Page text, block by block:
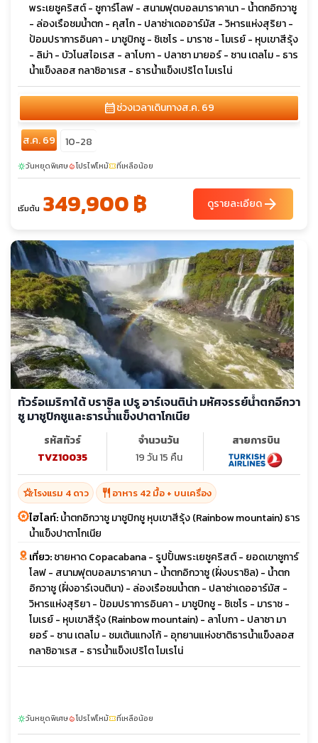
พระเยซูคริสต์ - ซูการ์โลฟ - สนามฟุตบอลมาราคานา - น้ำตกอิกวาซู
- ล่องเรือชมน้ำตก - คุสโก - ปลาซ่าเดออาร์มัส - วิหารแห่งสุริยา -
ป้อมปราการอินคา - มาชูปิกชู - ชิเซโร - มาราช - โมเรย์ - หุบเขาสีรุ้ง
- ลิม่า - บัวโนสไอเรส - ลาโบกา - ปลาซา มายอร์ - ซาน เตลโม - ธาร
น้ำแข็งลอส กลาซิอาเรส - ธารน้ำแข็งเปริโต โมเรโน่
calendar_monthช่วงเวลาเดินทางส.ค. 69
ส.ค. 69 10-28
sunnyวันหยุดพิเศษlocal_fire_departmentโปรไฟไหม้confirmation_numberที่เหลือน้อย
เริ่มต้น 349,900 ฿ ดูรายละเอียดarrow_forward
ทัวร์อเมริกาใต้ บราซิล เปรู อาร์เจนติน่า มหัศจรรย์น้ำตกอีกวา
ซู มาชูปิกชูและธารน้ำแข็งปาตาโกเนีย
รหัสทัวร์
TVZ10035
จำนวนวัน
19 วัน 15 คืน
สายการบิน
hotel_classโรงแรม 4 ดาว restaurant อาหาร 42 มื้อ + บนเครื่อง
ไฮไลท์:น้ำตกอิกวาซู มาชูปิกชู หุบเขาสีรุ้ง (Rainbow mountain) ธาร
น้ำแข็งปาตาโกเนีย
เที่ยว:ชายหาด Copacabana - รูปปั้นพระเยซูคริสต์ - ยอดเขาซูการ์
โลฟ - สนามฟุตบอลมาราคานา - น้ำตกอิกวาซู (ฝั่งบราซิล) - น้ำตก
อิกวาซู (ฝั่งอาร์เจนตินา) - ล่องเรือชมน้ำตก - ปลาซ่าเดออาร์มัส -
วิหารแห่งสุริยา - ป้อมปราการอินคา - มาชูปิกชู - ชิเซโร - มาราช -
โมเรย์ - หุบเขาสีรุ้ง (Rainbow mountain) - ลาโบกา - ปลาซา มา
ยอร์ - ซาน เตลโม - ชมเต้นแทงโก้ - อุทยานแห่งชาติธารน้ำแข็งลอส
กลาซิอาเรส - ธารน้ำแข็งเปริโต โมเรโน่
sunnyวันหยุดพิเศษlocal_fire_departmentโปรไฟไหม้confirmation_numberที่เหลือน้อย